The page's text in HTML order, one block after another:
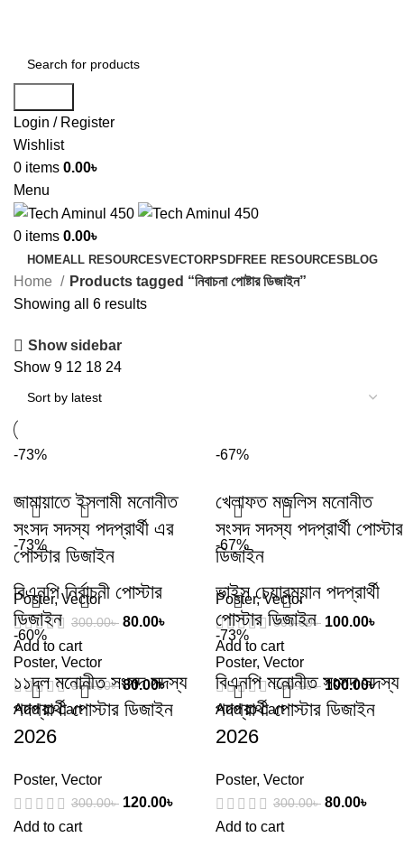
Login / Register
Wishlist
0 items 0.00৳
Menu
0 items 0.00৳
HOMEALL RESOURCESVECTORPSDFREE RESOURCES BLOG
Home
Products tagged “নিবাচনা পোষ্টার ডিজাইন”
Showing all 6 results
Show sidebar
Show 9 12 18 24
-73%
জামায়াতে ইসলামী মনোনীত
সংসদ সদস্য পদপ্রার্থী এর
পোস্টার ডিজাইন
Poster,Vector
300.00৳ 80.00৳
Add to cart
-67%
খেলাফত মজলিস মনোনীত
সংসদ সদস্য পদপ্রার্থী পোস্টার
ডিজাইন
Poster,Vector
300.00৳ 100.00৳
Add to cart
-73%
বিএনপি নির্বাচনী পোস্টার
ডিজাইন
Poster, Vector
300.00৳ 80.00৳
Add to cart
-67%
ভাইস চেয়ারম্যান পদপ্রার্থী
পোস্টার ডিজাইন
Poster, Vector
300.00৳ 100.00৳
Add to cart
-60%
১১দল মনোনীত সংসদ সদস্য
পদপ্রার্থী পোস্টার ডিজাইন
2026
Poster, Vector
300.00৳ 120.00৳
Add to cart
-73%
বিএনপি মনোনীত সংসদ সদস্য
পদপ্রার্থী পোস্টার ডিজাইন
2026
Poster, Vector
300.00৳ 80.00৳
Add to cart